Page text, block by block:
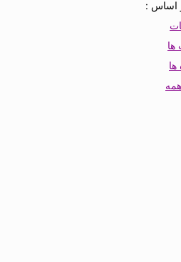
اساس :
ها